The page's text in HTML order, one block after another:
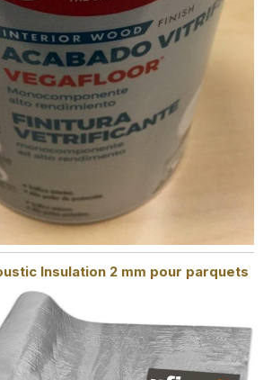
Insulation 2 mm pour parquets